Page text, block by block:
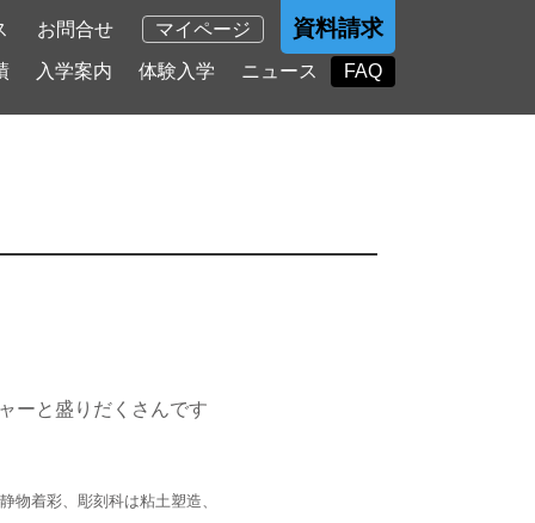
お問合せ マイページ 資料請求
入学案内 体験入学 ニュース FAQ
ーと盛りだくさんです
着彩、彫刻科は粘土塑造、